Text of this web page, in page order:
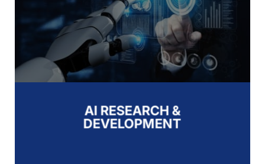
AI RESEARCH &
DEVELOPMENT